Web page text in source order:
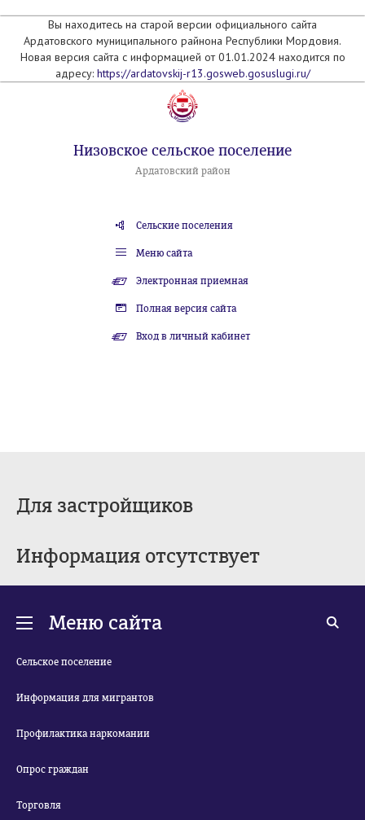
Вы находитесь на старой версии официального сайта
Ардатовского муниципального райнона Республики Мордовия.
Новая версия сайта с информацией от 01.01.2024 находится по
адресу: https://ardatovskij-r13.gosweb.gosuslugi.ru/
Низовское сельское поселение
Ардатовский район
Сельские поселения
Меню сайта
Электронная приемная
Полная версия сайта
Вход в личный кабинет
Для застройщиков
Информация отсутствует
Меню сайта
Сельское поселение
Информация для мигрантов
Профилактика наркомании
Опрос граждан
Торговля